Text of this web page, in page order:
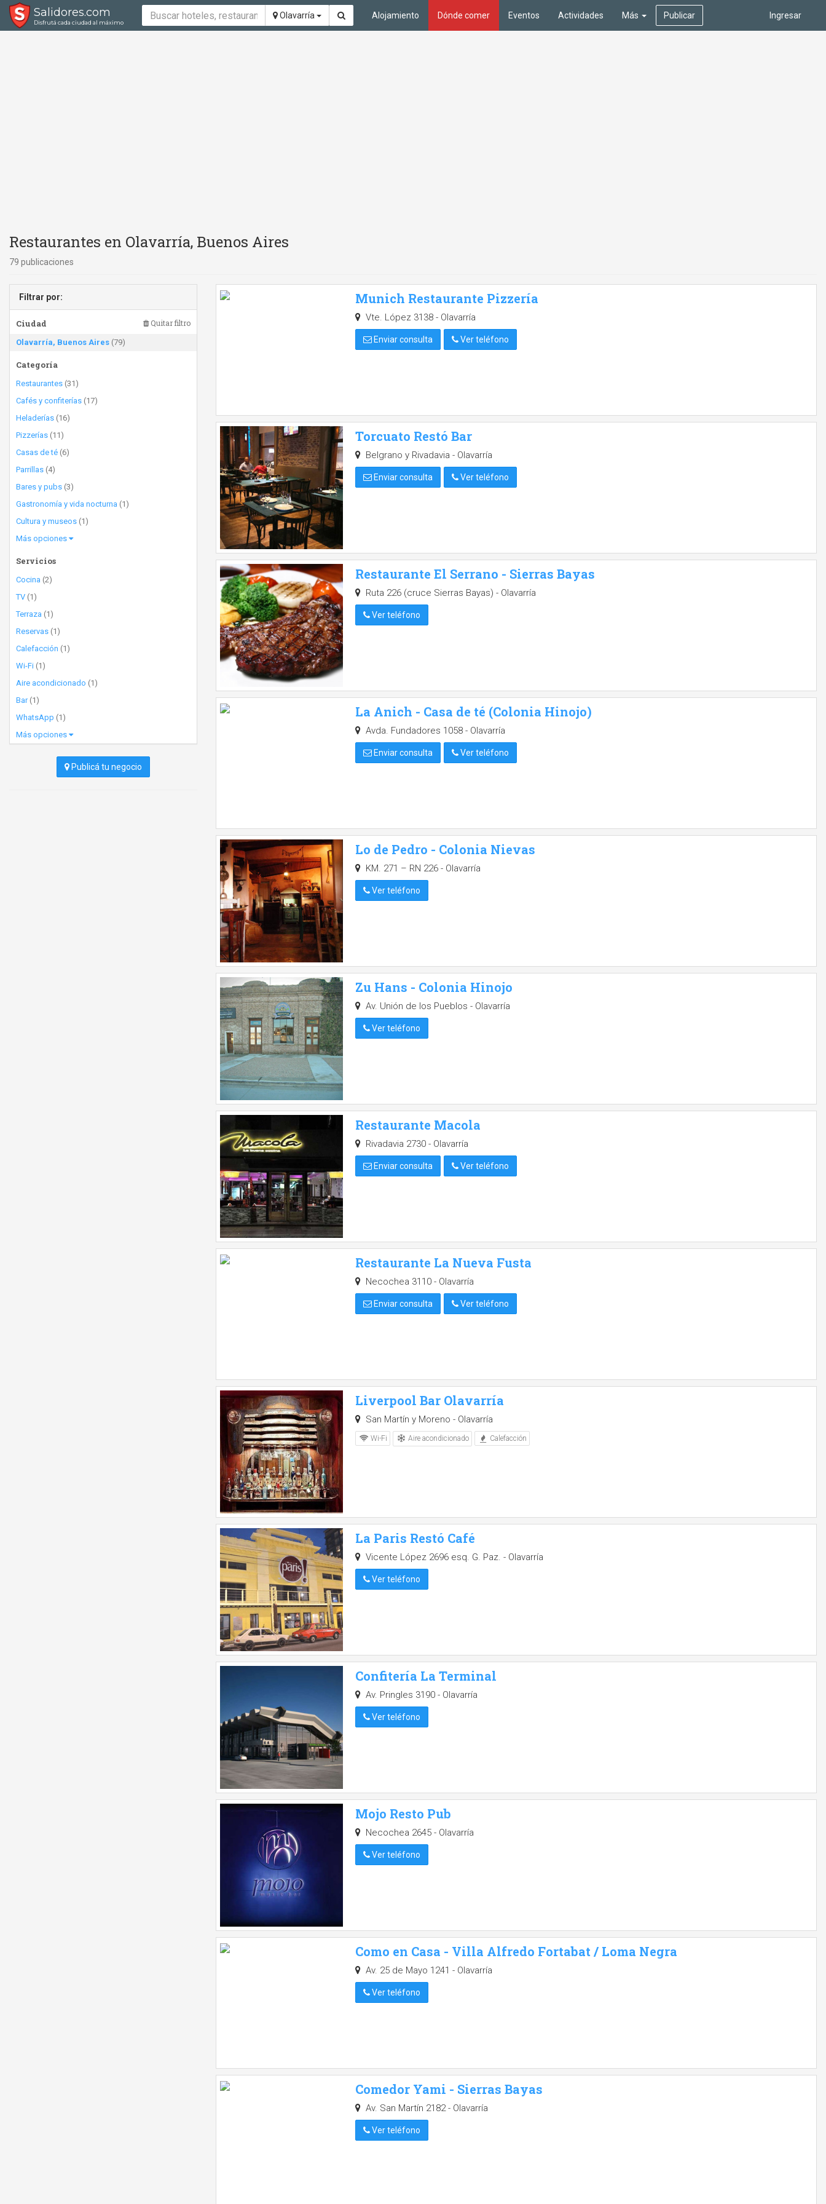
Salidores.com
Disfrutá cada ciudad al máximo
Olavarría Ingresar
Alojamiento Dónde comer Eventos Actividades Más Publicar
Restaurantes en Olavarría, Buenos Aires
79 publicaciones
Filtrar por:
Ciudad Quitar filtro
Olavarría, Buenos Aires (79)
Categoría
Restaurantes (31)
Cafés y confiterías (17)
Heladerías (16)
Pizzerías (11)
Casas de té (6)
Parrillas (4)
Bares y pubs (3)
Gastronomía y vida nocturna (1)
Cultura y museos (1)
Más opciones
Servicios
Cocina (2)
TV (1)
Terraza (1)
Reservas (1)
Calefacción (1)
Wi-Fi (1)
Aire acondicionado (1)
Bar(1)
WhatsApp (1)
Más opciones
Publicá tu negocio
Munich Restaurante Pizzería
Vte. López 3138 - Olavarría
Enviar consulta Ver teléfono
Torcuato Restó Bar
Belgrano y Rivadavia - Olavarría
Enviar consulta Ver teléfono
Restaurante El Serrano - Sierras Bayas
Ruta 226 (cruce Sierras Bayas) - Olavarría
Ver teléfono
La Anich - Casa de té (Colonia Hinojo)
Avda. Fundadores 1058 - Olavarría
Enviar consulta Ver teléfono
Lo de Pedro - Colonia Nievas
KM. 271 – RN 226 - Olavarría
Ver teléfono
Zu Hans - Colonia Hinojo
Av. Unión de los Pueblos - Olavarría
Ver teléfono
Restaurante Macola
Rivadavia 2730 - Olavarría
Enviar consulta Ver teléfono
Restaurante La Nueva Fusta
Necochea 3110 - Olavarría
Enviar consulta Ver teléfono
Liverpool Bar Olavarría
San Martín y Moreno - Olavarría
Wi-Fi Aire acondicionado Calefacción
La Paris Restó Café
Vicente López 2696 esq. G. Paz. - Olavarría
Ver teléfono
Confitería La Terminal
Av. Pringles 3190 - Olavarría
Ver teléfono
Mojo Resto Pub
Necochea 2645 - Olavarría
Ver teléfono
Como en Casa - Villa Alfredo Fortabat / Loma Negra
Av. 25 de Mayo 1241 - Olavarría
Ver teléfono
Comedor Yami - Sierras Bayas
Av. San Martín 2182 - Olavarría
Ver teléfono